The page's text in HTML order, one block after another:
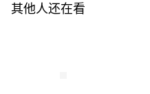
出。使用AFTEE下訂可以延長您收
每笔NT$100，满NT$600(含以上
其他人还在看